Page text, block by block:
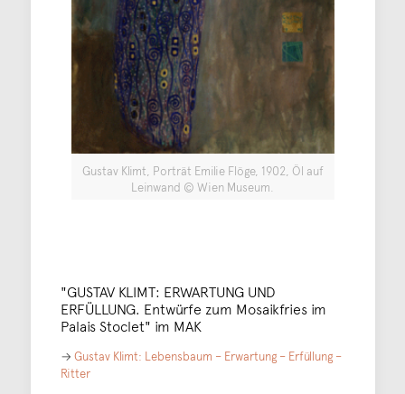
Gustav Klimt, Porträt Emilie Flöge, 1902, Öl auf
Leinwand © Wien Museum.
"GUSTAV KLIMT: ERWARTUNG UND
ERFÜLLUNG. Entwürfe zum Mosaikfries im
Palais Stoclet" im MAK
→ Gustav Klimt: Lebensbaum – Erwartung – Erfüllung –
Ritter